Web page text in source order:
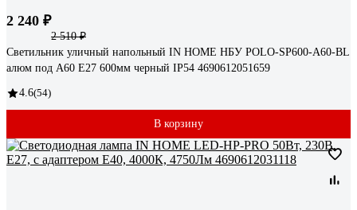
2 240 ₽
2 510 ₽
Светильник уличный напольный IN HOME НБУ POLO-SP600-A60-BL
алюм под А60 Е27 600мм черный IP54 4690612051659
4.6(54)
В корзину